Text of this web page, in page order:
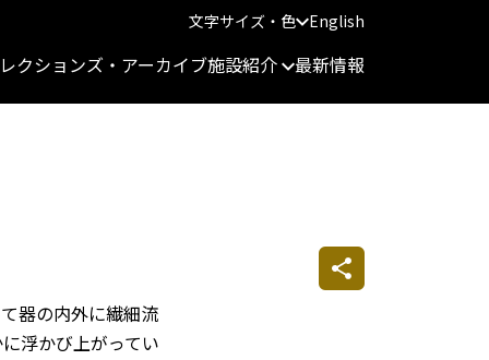
文字サイズ・色 English
クションズ・アーカイブ施設紹介 最新情報
器の内外に繊細流
浮かび上がってい